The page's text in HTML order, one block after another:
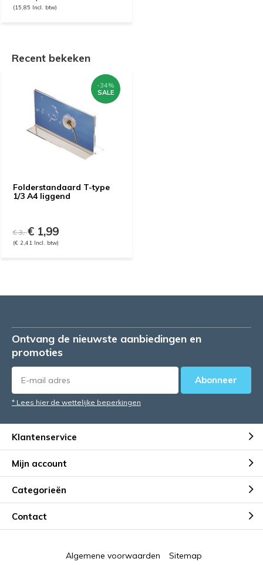
(15,85 Incl. btw)
Recent bekeken
Folderstandaard T-type
1/3 A4 liggend
-34%
SALE
€ 3,-€ 1,99
(€ 2,41 Incl. btw)
Ontvang de nieuwste aanbiedingen en
promoties
Abonneer
* Lees hier de wettelijke beperkingen
Klantenservice
Mijn account
Categorieën
Contact
Algemene voorwaarden Sitemap